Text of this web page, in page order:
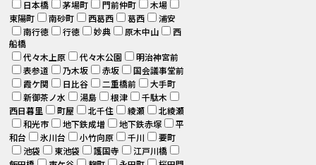
日本橋
茅場町 門前仲町
木場
東陽町
南砂町 西葛西 葛西
浦安
南行徳
行徳 妙典 原木中山
西
船橋
代々木上原
代々木公園
明治神宮前
表参道
乃木坂 赤坂
国会議事堂前
霞ケ関
日比谷 二重橋前
大手町
新御茶ノ水
湯島 根津
千駄木
西日暮里
町屋 北千住 綾瀬
北綾瀬
和光市
地下鉄成増 地下鉄赤塚
平
和台
氷川台 小竹向原 千川
要町
池袋
東池袋 護国寺
江戸川橋